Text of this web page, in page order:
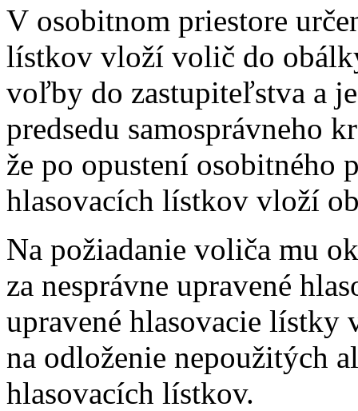
V osobitnom priestore
lístkov vloží volič do
voľby do zastupiteľstva a
predsedu samosprávneho
že po opustení osobitného
hlasovacích lístkov vloží
Na požiadanie voliča mu
za nesprávne upravené
upravené hlasovacie
na odloženie nepoužitých
hlasovacích lístkov.